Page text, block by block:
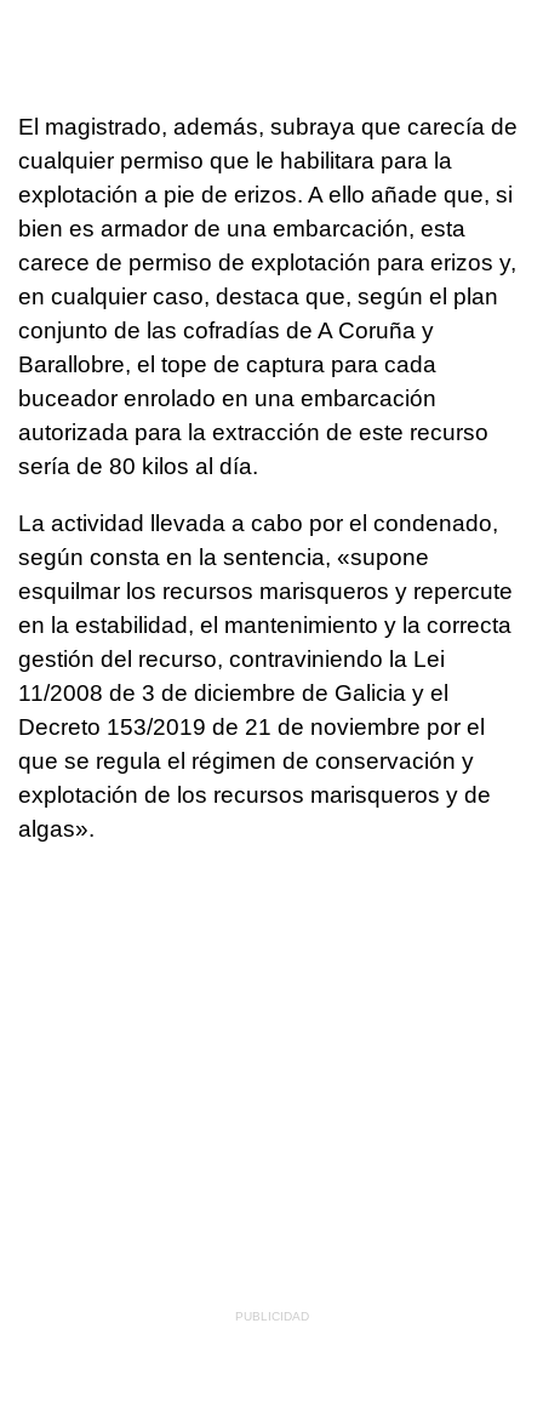
El magistrado, además, subraya que carecía de
cualquier permiso que le habilitara para la
explotación a pie de erizos. A ello añade que, si
bien es armador de una embarcación, esta
carece de permiso de explotación para erizos y,
en cualquier caso, destaca que, según el plan
conjunto de las cofradías de A Coruña y
Barallobre, el tope de captura para cada
buceador enrolado en una embarcación
autorizada para la extracción de este recurso
sería de 80 kilos al día.
La actividad llevada a cabo por el condenado,
según consta en la sentencia, «supone
esquilmar los recursos marisqueros y repercute
en la estabilidad, el mantenimiento y la correcta
gestión del recurso, contraviniendo la Lei
11/2008 de 3 de diciembre de Galicia y el
Decreto 153/2019 de 21 de noviembre por el
que se regula el régimen de conservación y
explotación de los recursos marisqueros y de
algas».